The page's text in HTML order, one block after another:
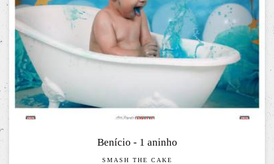
Benício - 1 aninho
SMASH THE CAKE